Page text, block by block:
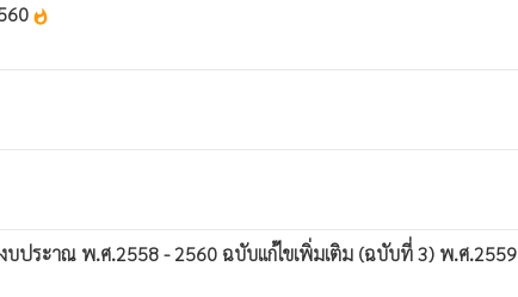
whatshot
บประาณ พ.ศ.2558 - 2560 ฉบับแก้ไขเพิ่มเติม (ฉบับที่ 3) พ.ศ.2559